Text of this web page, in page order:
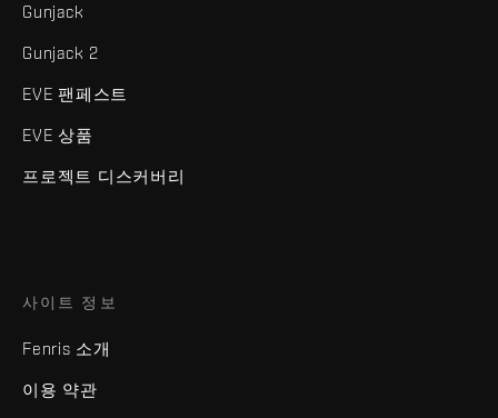
Gunjack
Gunjack 2
EVE 팬페스트
EVE 상품
프로젝트 디스커버리
사이트 정보
Fenris 소개
이용 약관